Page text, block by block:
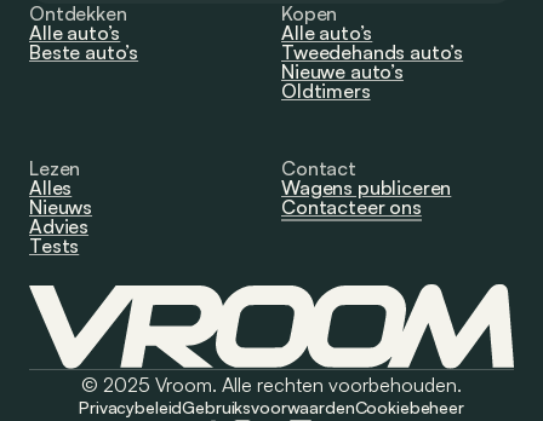
Ontdekken
Alle auto’s
Beste auto’s
Kopen
Alle auto’s
Tweedehands auto’s
Nieuwe auto’s
Oldtimers
Lezen
Alles
Nieuws
Advies
Tests
Contact
Wagens publiceren
Contacteer ons
© 2025 Vroom. Alle rechten voorbehouden.
PrivacybeleidGebruiksvoorwaardenCookiebeheer